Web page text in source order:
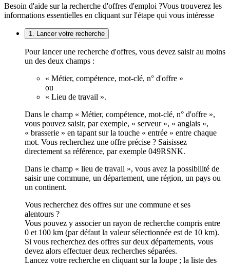
Besoin d'aide sur la recherche d'offres d'emploi ?Vous trouverez les
informations essentielles en cliquant sur l'étape qui vous intéresse
1. Lancer votre recherche
Pour lancer une recherche d'offres, vous devez saisir au moins
un des deux champs :
« Métier, compétence, mot-clé, n° d'offre »
ou
« Lieu de travail ».
Dans le champ « Métier, compétence, mot-clé, n° d'offre »,
vous pouvez saisir, par exemple, « serveur », « anglais »,
« brasserie » en tapant sur la touche « entrée » entre chaque
mot. Vous recherchez une offre précise ? Saisissez
directement sa référence, par exemple 049RSNK.
Dans le champ « lieu de travail », vous avez la possibilité de
saisir une commune, un département, une région, un pays ou
un continent.
Vous recherchez des offres sur une commune et ses
alentours ?
Vous pouvez y associer un rayon de recherche compris entre
0 et 100 km (par défaut la valeur sélectionnée est de 10 km).
Si vous recherchez des offres sur deux départements, vous
devez alors effectuer deux recherches séparées.
Lancez votre recherche en cliquant sur la loupe ; la liste des